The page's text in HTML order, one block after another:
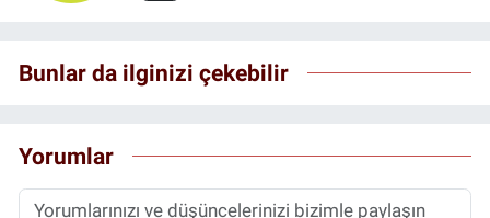
Bunlar da ilginizi çekebilir
Yorumlar